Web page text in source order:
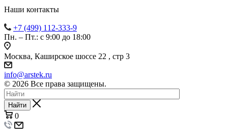
Наши контакты
+7 (499) 112-333-9
Пн. – Пт.: с 9:00 до 18:00
Москва, Каширское шоссе 22 , стр 3
info@arstek.ru
© 2026 Все права защищены.
Найти
0